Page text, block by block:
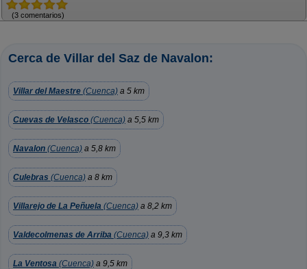
(3 comentarios)
Cerca de Villar del Saz de Navalon:
Villar del Maestre (Cuenca) a 5 km
Cuevas de Velasco (Cuenca) a 5,5 km
Navalon (Cuenca) a 5,8 km
Culebras (Cuenca) a 8 km
Villarejo de La Peñuela (Cuenca) a 8,2 km
Valdecolmenas de Arriba (Cuenca) a 9,3 km
La Ventosa (Cuenca) a 9,5 km